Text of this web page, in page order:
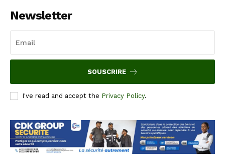
Newsletter
SOUSCRIRE
I've read and accept the Privacy Policy.